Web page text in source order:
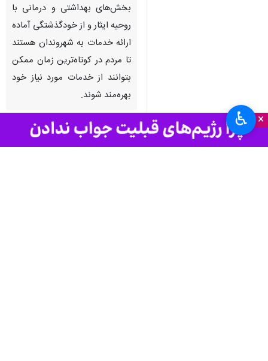
×
بخش‌های بهداشتی و درمانی با
روحیه ایثار و از خودگذشتگی آماده
ارائه خدمات به شهروندان هستند
تا مردم در کوتاه‌ترین زمان ممکن
بتوانند از خدمات مورد نیاز خود
بهره‌مند شوند.
به گزارایرنا
، خمین در ۶۵ کیلومتری
جنوب اراک مرکز استان مرکزی است و
♿︎